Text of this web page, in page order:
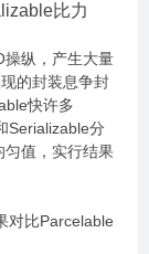
比力
操纵，产生大量
的封装息争封
快许多
Serializable分
值，实行结果
对比Parcelable